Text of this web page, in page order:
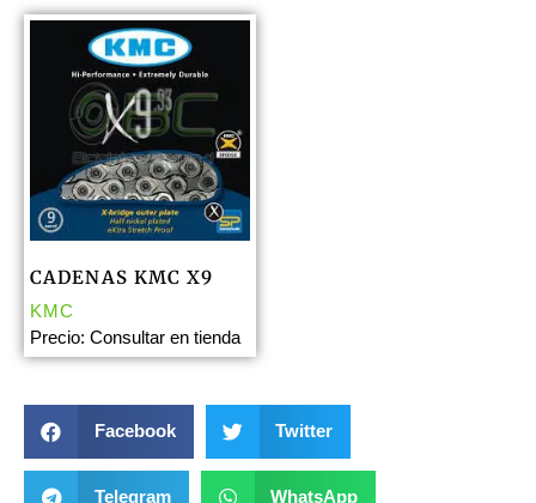
CADENAS KMC X9
KMC
Precio: Consultar en tienda
Facebook Twitter
Telegram WhatsApp